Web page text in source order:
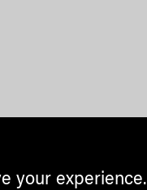
your experience.